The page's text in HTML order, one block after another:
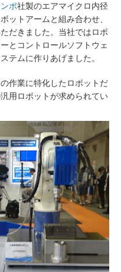
ポ社製のエアマイクロ内径
ットアームと組み合わせ、
だきました。当社ではロボ
とコントロールソフトウェ
テムに作りあげました。
作業に特化したロボットだ
用ロボットが求められてい